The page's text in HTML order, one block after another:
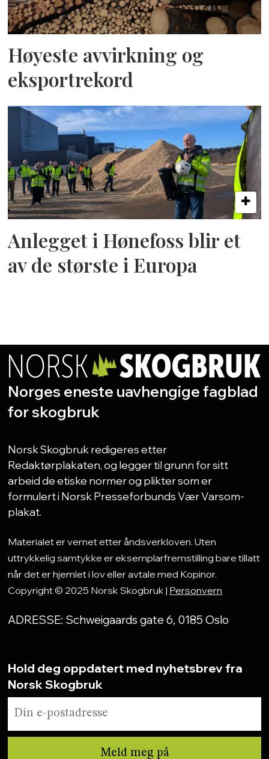
Høyeste avvirkning og
eksportrekord
Anlegget i Hønefoss blir et
av de største i Europa
Norges eneste uavhengige fagblad
for skogbruk
Norsk Skogbruk redigeres etter
Redaktørplakaten, og legger til grunn for sitt
arbeid de etiske normer og plikter som er
formulert i Norsk Presseforbunds Vær Varsom-
plakat.
Materialet er vernet etter åndsverkloven. Uten
uttrykkelig samtykke er eksemplarfremstilling bare tillatt
når det er hjemlet i lov eller avtale med Kopinor.
Copyright © 2025 Norsk Skogbruk | Personvern
ADRESSE: Schweigaards gate 6, 0185 Oslo
Hold deg oppdatert med nyhetsbrev fra
Norsk Skogbruk